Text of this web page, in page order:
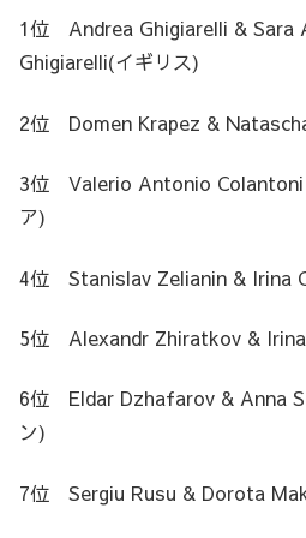
1位 Andrea Ghigiarelli & Sara
Ghigiarelli(イギリス)
2位 Domen Krapez &
3位 Valerio Antonio Colantoni
ア)
4位 Stanislav Zelianin & Irina
5位 Alexandr Zhiratkov &
6位 Eldar Dzhafarov & Anna
ン)
7位 Sergiu Rusu & Dorota